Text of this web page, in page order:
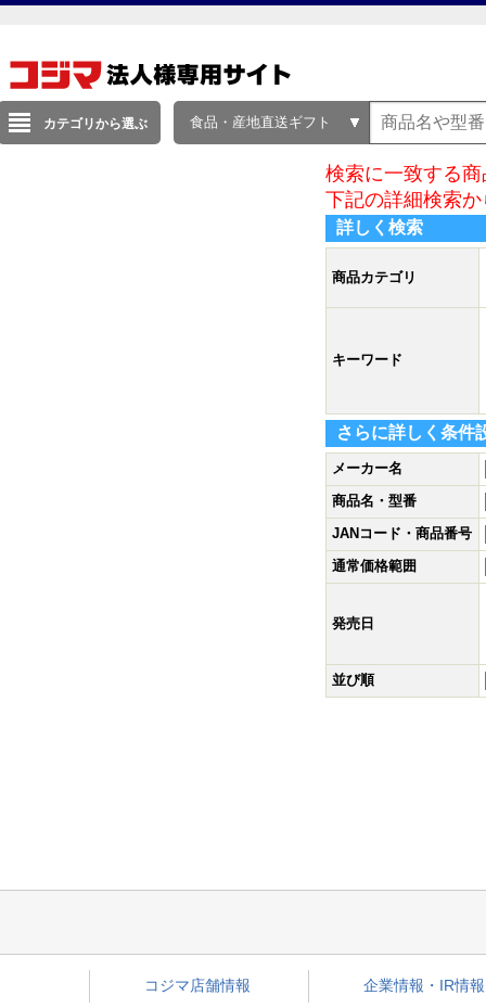
カテゴリから選ぶ 食品・産地直送ギフト
検索に一致する
下記の詳細検索
詳しく検索
商品カテゴリ
キーワード
さらに詳しく条件
メーカー名
商品名・型番
JANコード・商品番号
通常価格範囲
発売日
並び順
コジマ店舗情報 企業情報・IR情報